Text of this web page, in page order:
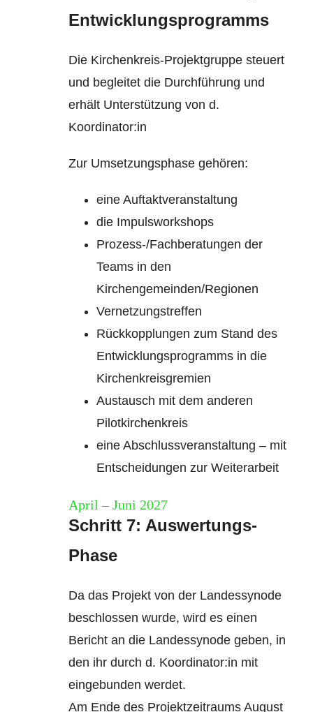
Entwicklungsprogramms
Die Kirchenkreis-Projektgruppe steuert
und begleitet die Durchführung und
erhält Unterstützung von d.
Koordinator:in
Zur Umsetzungsphase gehören:
eine Auftaktveranstaltung
die Impulsworkshops
Prozess-/Fachberatungen der
Teams in den
Kirchengemeinden/Regionen
Vernetzungstreffen
Rückkopplungen zum Stand des
Entwicklungsprogramms in die
Kirchenkreisgremien
Austausch mit dem anderen
Pilotkirchenkreis
eine Abschlussveranstaltung – mit
Entscheidungen zur Weiterarbeit
April – Juni 2027
Schritt 7: Auswertungs-
Phase
Da das Projekt von der Landessynode
beschlossen wurde, wird es einen
Bericht an die Landessynode geben, in
den ihr durch d. Koordinator:in mit
eingebunden werdet.
Am Ende des Projektzeitraums August